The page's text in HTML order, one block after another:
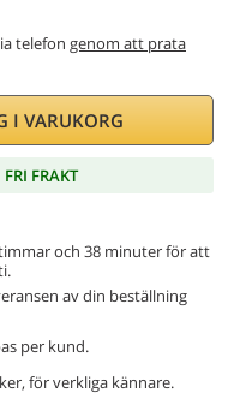
telefon genom att prata
I VARUKORG
FRI FRAKT
och 38 minuter för att
av din beställning
per kund.
för verkliga kännare.